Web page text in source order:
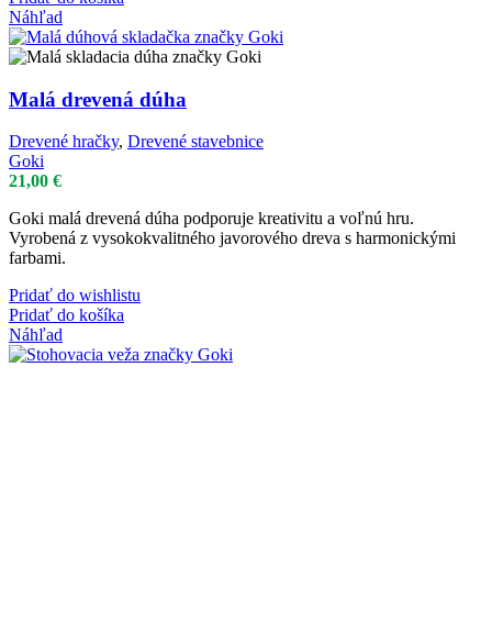
Náhľad
Malá drevená dúha
Drevené hračky, Drevené stavebnice
Goki
21,00 €
Goki malá drevená dúha podporuje kreativitu a voľnú hru.
Vyrobená z vysokokvalitného javorového dreva s harmonickými
farbami.
Pridať do wishlistu
Pridať do košíka
Náhľad